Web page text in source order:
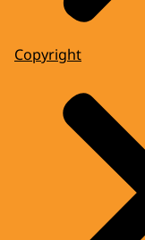
Copyright